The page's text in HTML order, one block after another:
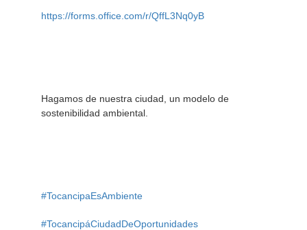
https://forms.office.com/r/QffL3Nq0yB
Hagamos de nuestra ciudad, un modelo de
sostenibilidad ambiental.
#TocancipaEsAmbiente
#TocancipáCiudadDeOportunidades